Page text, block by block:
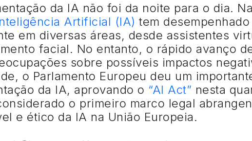
da IA não foi da noite para o dia.
Artificial (IA) tem
em diversas áreas, desde assistentes
facial. No entanto, o rápido avanço
sobre possíveis impactos
o Parlamento Europeu deu um
da IA, aprovando o “AI Act” nesta
o primeiro marco legal
e ético da IA na União Europeia.